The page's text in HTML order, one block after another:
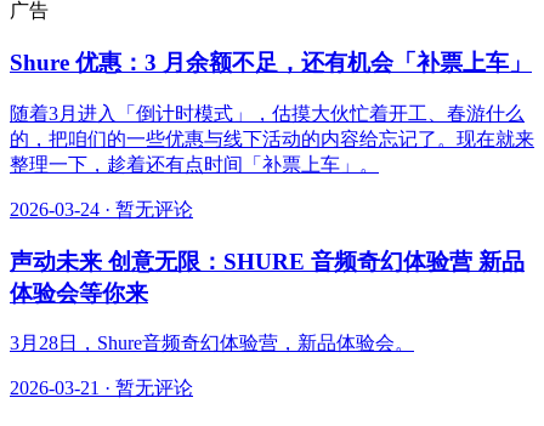
广告
Shure 优惠：3 月余额不足，还有机会「补票上车」
随着3月进入「倒计时模式」，估摸大伙忙着开工、春游什么
的，把咱们的一些优惠与线下活动的内容给忘记了。现在就来
整理一下，趁着还有点时间「补票上车」。
2026-03-24 · 暂无评论
声动未来 创意无限：SHURE 音频奇幻体验营 新品
体验会等你来
3月28日，Shure音频奇幻体验营，新品体验会。
2026-03-21 · 暂无评论